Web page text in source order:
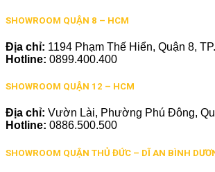
SHOWROOM QUẬN 8 – HCM
Địa chỉ: 1194 Phạm Thế Hiển, Quận 8,
Hotline: 0899.400.400
SHOWROOM QUẬN 12 – HCM
Địa chỉ: Vườn Lài, Phường Phú Đông,
Hotline: 0886.500.500
SHOWROOM QUẬN THỦ ĐỨC – DĨ AN BÌNH